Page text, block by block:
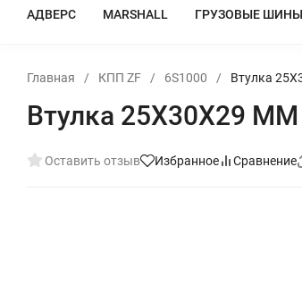
АДВЕРС MARSHALL ГРУЗОВЫЕ ШИНЫ
Главная / КПП ZF / 6S1000 / Втулка
Втулка 25X30X29
Оставить отзыв Избранное Сравнение